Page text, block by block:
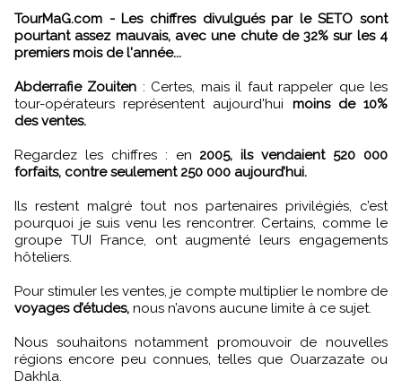
TourMaG.com - Les chiffres divulgués par le SETO sont
pourtant assez mauvais, avec une chute de 32% sur les 4
premiers mois de l'année...
Abderrafie Zouiten : Certes, mais il faut rappeler que les
tour-opérateurs représentent aujourd'hui moins de 10%
des ventes.
Regardez les chiffres : en 2005, ils vendaient 520 000
forfaits, contre seulement 250 000 aujourd’hui.
Ils restent malgré tout nos partenaires privilégiés, c’est
pourquoi je suis venu les rencontrer. Certains, comme le
groupe TUI France, ont augmenté leurs engagements
hôteliers.
Pour stimuler les ventes, je compte multiplier le nombre de
voyages d’études, nous n’avons aucune limite à ce sujet.
Nous souhaitons notamment promouvoir de nouvelles
régions encore peu connues, telles que Ouarzazate ou
Dakhla.